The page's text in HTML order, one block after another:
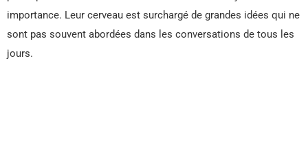
importance. Leur cerveau est surchargé de grandes idées qui ne
sont pas souvent abordées dans les conversations de tous les
jours.